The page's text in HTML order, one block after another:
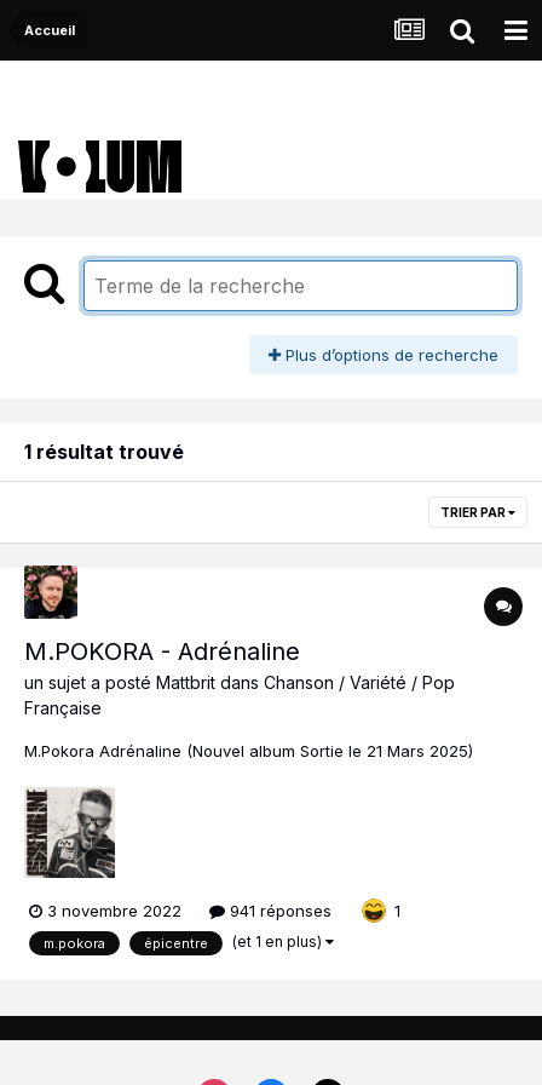
Accueil
Plus d’options de recherche
1 résultat trouvé
TRIER PAR
M.POKORA - Adrénaline
un sujet a posté Mattbrit dans Chanson / Variété / Pop
Française
M.Pokora Adrénaline (Nouvel album Sortie le 21 Mars 2025)
3 novembre 2022 941 réponses 1
m.pokora épicentre (et 1 en plus)